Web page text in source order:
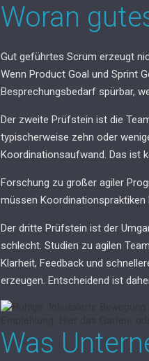
Woran
Gut geführtes Scrum erzeugt
Wenn Product Goal und Sprint
Besprechungsbedarf spürbar,
Der zweite Prüfstein ist die
typischerweise zehn oder
Koordinationsaufwand. Das ist
Forschung zu großer agiler
müssen
Der dritte Prüfstein ist der
schlecht. Studien zu agilen
Klarheit, Feedback und
erzeugen. Entscheidend ist
Was